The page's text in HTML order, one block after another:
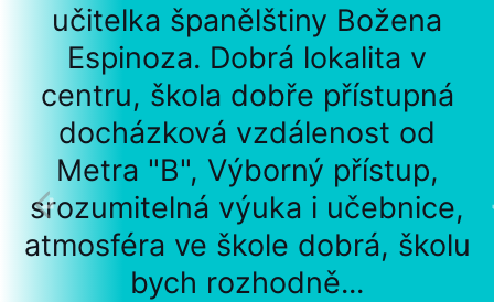
učitelka španělštiny Božena
Espinoza. Dobrá lokalita v
centru, škola dobře přístupná
docházková vzdálenost od
Metra "B", Výborný přístup,
srozumitelná výuka i učebnice,
atmosféra ve škole dobrá, školu
bych rozhodně...